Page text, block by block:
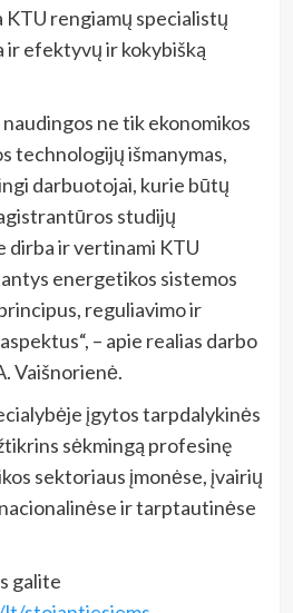
KTU rengiamų specialistų
ir efektyvų ir kokybišką
ne tik ekonomikos
technologijų išmanymas,
darbuotojai, kurie būtų
studijų
dirba ir vertinami KTU
energetikos sistemos
reguliavimo ir
– apie realias darbo
Vaišnorienė.
įgytos tarpdalykinės
sėkmingą profesinę
sektoriaus įmonėse, įvairių
ir tarptautinėse
galite